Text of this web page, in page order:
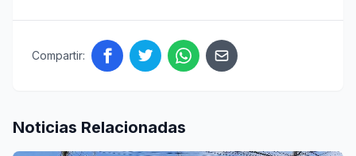
Compartir:
Noticias Relacionadas